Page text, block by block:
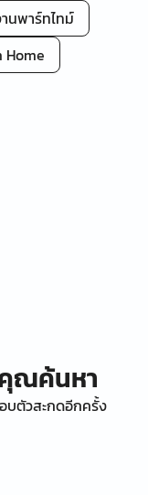
นพาร์ทไทม์
Home
ณค้นหา
บตัวสะกดอีกครั้ง